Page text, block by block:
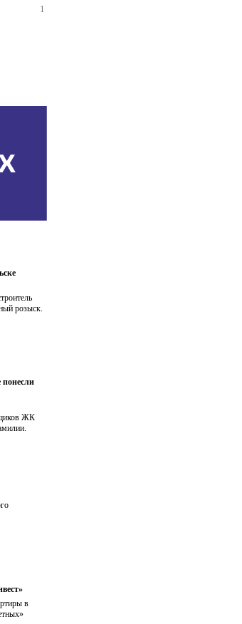
1
розыск.
понесли
ЖК
в